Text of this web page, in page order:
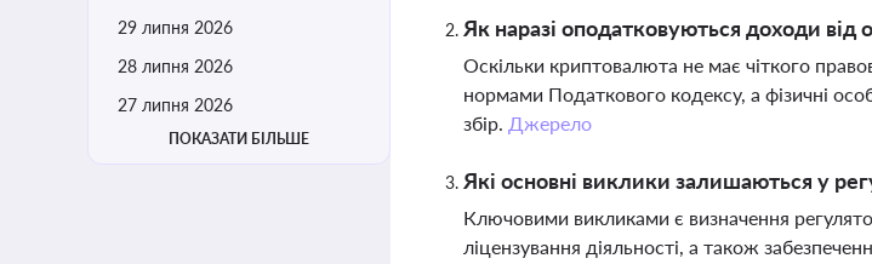
29 липня 2026
28 липня 2026
27 липня 2026
ПОКАЗАТИ БІЛЬШЕ
Як наразі оподатковуються доходи від
Оскільки криптовалюта не має чіткого
нормами Податкового кодексу, а фізичні
збір. Джерело
Які основні виклики залишаються у
Ключовими викликами є визначення
ліцензування діяльності, а також